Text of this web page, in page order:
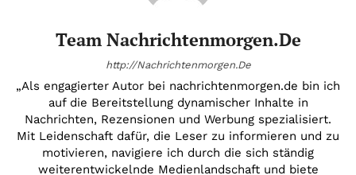
Team Nachrichtenmorgen.de
http://Nachrichtenmorgen.De
„Als engagierter Autor bei nachrichtenmorgen.de bin ich
auf die Bereitstellung dynamischer Inhalte in
Nachrichten, Rezensionen und Werbung spezialisiert.
Mit Leidenschaft dafür, die Leser zu informieren und zu
motivieren, navigiere ich durch die sich ständig
weiterentwickelnde Medienlandschaft und biete